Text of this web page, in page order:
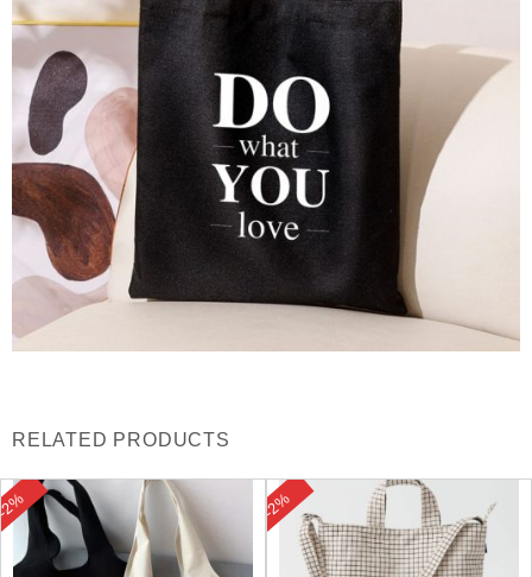
RELATED PRODUCTS
-2%